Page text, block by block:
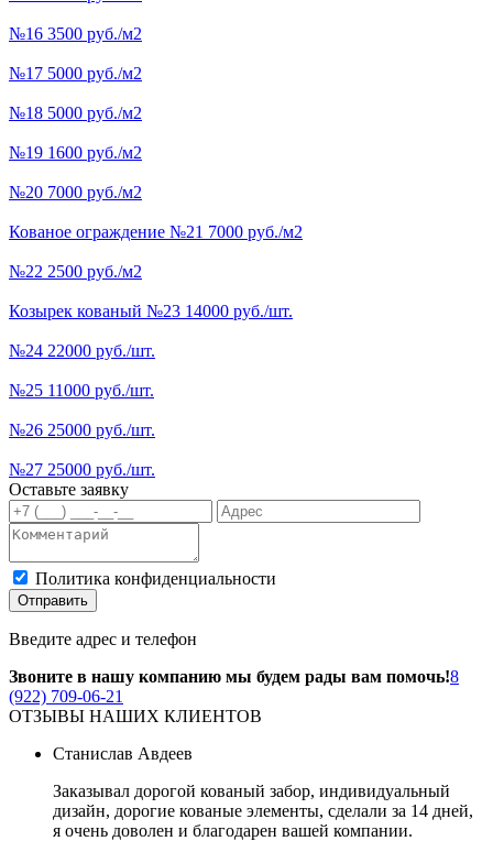
№16 3500 руб./м2
№17 5000 руб./м2
№18 5000 руб./м2
№19 1600 руб./м2
№20 7000 руб./м2
Кованое ограждение №21 7000 руб./м2
№22 2500 руб./м2
Козырек кованый №23 14000 руб./шт.
№24 22000 руб./шт.
№25 11000 руб./шт.
№26 25000 руб./шт.
№27 25000 руб./шт.
Оставьте заявку
Политика конфиденциальности
Отправить
Введите адрес и телефон
Звоните в нашу компанию мы будем рады вам помочь!8
(922) 709-06-21
ОТЗЫВЫ НАШИХ КЛИЕНТОВ
Станислав Авдеев
Заказывал дорогой кованый забор, индивидуальный
дизайн, дорогие кованые элементы, сделали за 14 дней,
я очень доволен и благодарен вашей компании.